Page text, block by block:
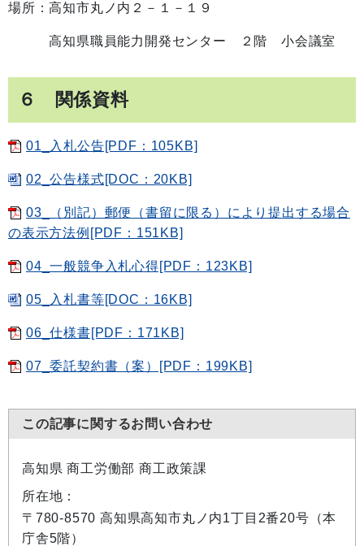
場所：高知市丸ノ内２－１－１９
高知県職員能力開発センター ２階 小会議室
６ 関係資料
01_入札公告[PDF：105KB]
02_公告様式[DOC：20KB]
03_（別記）郵便（書留に限る）により提出する場合
の表示方法例[PDF：151KB]
04_一般競争入札心得[PDF：123KB]
05_入札書等[DOC：16KB]
06_仕様書[PDF：171KB]
07_委託契約書（案）[PDF：199KB]
この記事に関するお問い合わせ
高知県 商工労働部 商工政策課
所在地：
〒780-8570 高知県高知市丸ノ内1丁目2番20号（本
庁舎5階）